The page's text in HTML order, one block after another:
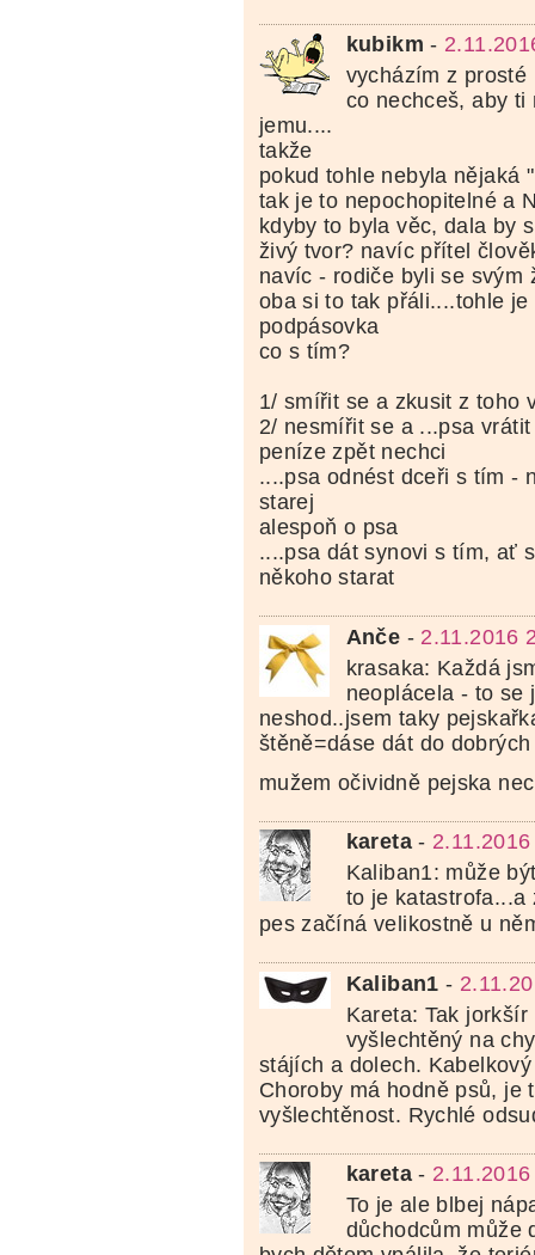
kubikm -
vycházím z prosté
co nechceš, aby ti
jemu....
takže
pokud tohle nebyla nějaká
tak je to nepochopitelné a
kdyby to byla věc, dala by
živý tvor? navíc přítel
navíc - rodiče byli se svým
oba si to tak přáli....tohle je
podpásovka
co s tím?
1/ smířit se a zkusit z toho
2/ nesmířit se a ...psa
peníze zpět nechci
....psa odnést dceři s tím -
starej
alespoň o psa
....psa dát synovi s tím, ať
někoho starat
Anče - 2.11.2016
krasaka: Každá
neoplácela - to se
neshod..jsem taky
štěně=dáse dát do
mužem očividně pejska
kareta-
Kaliban1: může
to je katastrofa...a
pes začíná velikostně u
Kaliban1 -
Kareta: Tak
vyšlechtěný na
stájích a dolech.
Choroby má hodně psů, je
vyšlechtěnost. Rychlé
kareta-
To je ale blbej
důchodcům může